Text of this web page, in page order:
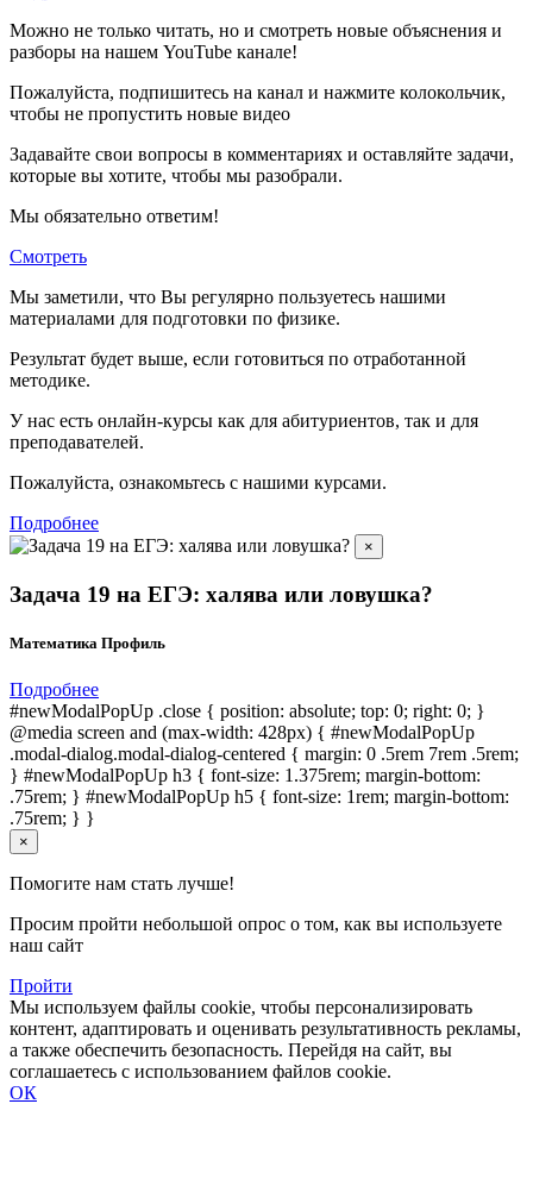
Можно не только читать, но и смотреть новые объяснения и
разборы на нашем YouTube канале!
Пожалуйста, подпишитесь на канал и нажмите колокольчик,
чтобы не пропустить новые видео
Задавайте свои вопросы в комментариях и оставляйте задачи,
которые вы хотите, чтобы мы разобрали.
Мы обязательно ответим!
Смотреть
Мы заметили, что Вы регулярно пользуетесь нашими
материалами для подготовки по физике.
Результат будет выше, если готовиться по отработанной
методике.
У нас есть онлайн-курсы как для абитуриентов, так и для
преподавателей.
Пожалуйста, ознакомьтесь с нашими курсами.
Подробнее
×
Задача 19 на ЕГЭ: халява или ловушка?
Математика Профиль
Подробнее
#newModalPopUp .close { position: absolute; top: 0; right: 0; }
@media screen and (max-width: 428px) { #newModalPopUp
.modal-dialog.modal-dialog-centered { margin: 0 .5rem 7rem .5rem;
} #newModalPopUp h3 { font-size: 1.375rem; margin-bottom:
.75rem; } #newModalPopUp h5 { font-size: 1rem; margin-bottom:
.75rem; } }
×
Помогите нам стать лучше!
Просим пройти небольшой опрос о том, как вы используете
наш сайт
Пройти
Мы используем файлы cookie, чтобы персонализировать
контент, адаптировать и оценивать результативность рекламы,
а также обеспечить безопасность. Перейдя на сайт, вы
соглашаетесь с использованием файлов cookie.
ОК